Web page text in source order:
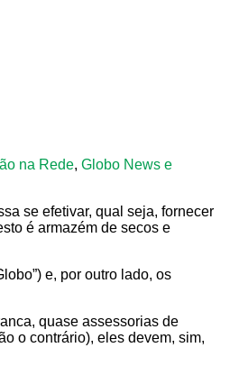
na Rede, Globo News e
se efetivar, qual seja, fornecer
é armazém de secos e
e, por outro lado, os
quase assessorias de
o contrário), eles devem, sim,